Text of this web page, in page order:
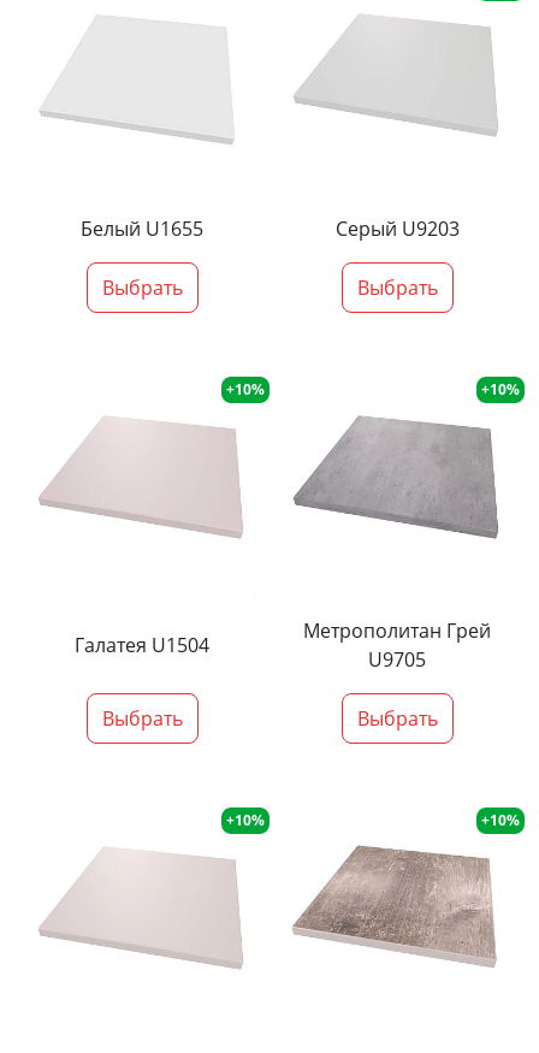
Белый U1655
Выбрать
Серый U9203
Выбрать
+10%
Галатея U1504
Выбрать
+10%
Метрополитан Грей
U9705
Выбрать
+10% +10%